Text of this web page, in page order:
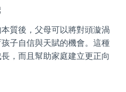
質後，父母可以將對頭漩渦
子自信與天賦的機會。這種
，而且幫助家庭建立更正向